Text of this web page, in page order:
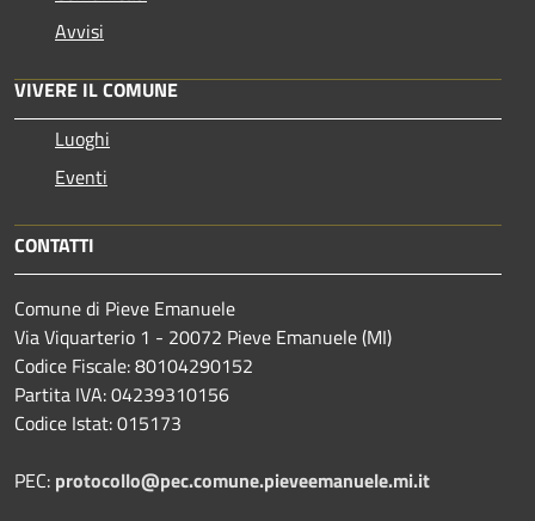
Avvisi
VIVERE IL COMUNE
Luoghi
Eventi
CONTATTI
Comune di Pieve Emanuele
Via Viquarterio 1 - 20072 Pieve Emanuele (MI)
Codice Fiscale: 80104290152
Partita IVA: 04239310156
Codice Istat: 015173
PEC: protocollo@pec.comune.pieveemanuele.mi.it